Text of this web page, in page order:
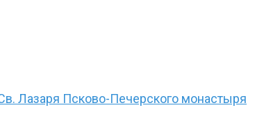
Лазаря Псково-Печерского монастыря